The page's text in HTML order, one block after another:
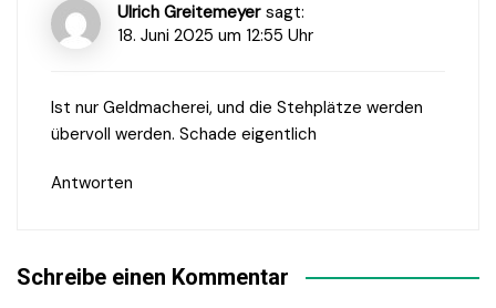
Ulrich Greitemeyer sagt:
18. Juni 2025 um 12:55 Uhr
Ist nur Geldmacherei, und die Stehplätze werden
übervoll werden. Schade eigentlich
Antworten
Schreibe einen Kommentar